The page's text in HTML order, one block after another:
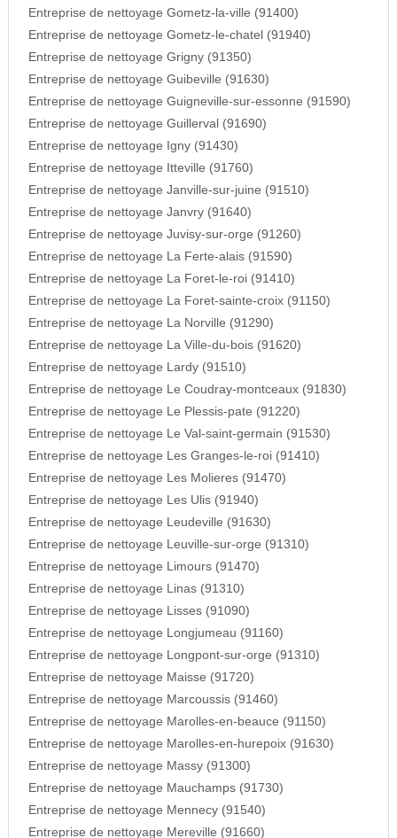
Entreprise de nettoyage Gometz-la-ville (91400)
Entreprise de nettoyage Gometz-le-chatel (91940)
Entreprise de nettoyage Grigny (91350)
Entreprise de nettoyage Guibeville (91630)
Entreprise de nettoyage Guigneville-sur-essonne (91590)
Entreprise de nettoyage Guillerval (91690)
Entreprise de nettoyage Igny (91430)
Entreprise de nettoyage Itteville (91760)
Entreprise de nettoyage Janville-sur-juine (91510)
Entreprise de nettoyage Janvry (91640)
Entreprise de nettoyage Juvisy-sur-orge (91260)
Entreprise de nettoyage La Ferte-alais (91590)
Entreprise de nettoyage La Foret-le-roi (91410)
Entreprise de nettoyage La Foret-sainte-croix (91150)
Entreprise de nettoyage La Norville (91290)
Entreprise de nettoyage La Ville-du-bois (91620)
Entreprise de nettoyage Lardy (91510)
Entreprise de nettoyage Le Coudray-montceaux (91830)
Entreprise de nettoyage Le Plessis-pate (91220)
Entreprise de nettoyage Le Val-saint-germain (91530)
Entreprise de nettoyage Les Granges-le-roi (91410)
Entreprise de nettoyage Les Molieres (91470)
Entreprise de nettoyage Les Ulis (91940)
Entreprise de nettoyage Leudeville (91630)
Entreprise de nettoyage Leuville-sur-orge (91310)
Entreprise de nettoyage Limours (91470)
Entreprise de nettoyage Linas (91310)
Entreprise de nettoyage Lisses (91090)
Entreprise de nettoyage Longjumeau (91160)
Entreprise de nettoyage Longpont-sur-orge (91310)
Entreprise de nettoyage Maisse (91720)
Entreprise de nettoyage Marcoussis (91460)
Entreprise de nettoyage Marolles-en-beauce (91150)
Entreprise de nettoyage Marolles-en-hurepoix (91630)
Entreprise de nettoyage Massy (91300)
Entreprise de nettoyage Mauchamps (91730)
Entreprise de nettoyage Mennecy (91540)
Entreprise de nettoyage Mereville (91660)